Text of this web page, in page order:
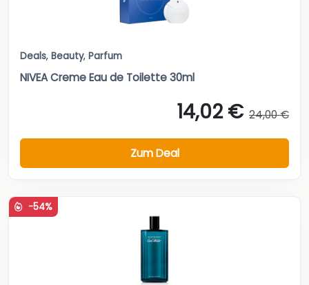
Deals, Beauty, Parfum
NIVEA Creme Eau de Toilette 30ml
14,02 € 24,00 €
Zum Deal
-54%